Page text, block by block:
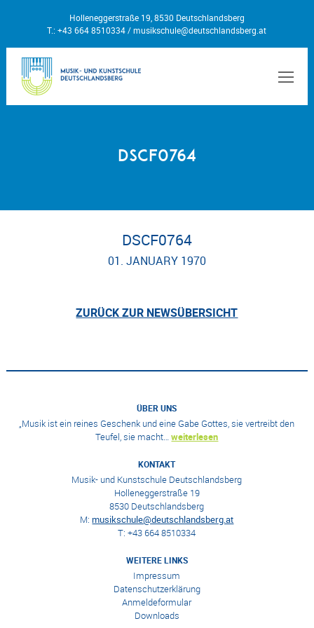
Holleneggerstraße 19, 8530 Deutschlandsberg
T.: +43 664 8510334 /musikschule@deutschlandsberg.at
DSCF0764
DSCF0764
01. JANUARY 1970
ZURÜCK ZUR NEWSÜBERSICHT
ÜBER UNS
„Musik ist ein reines Geschenk und eine Gabe Gottes, sie vertreibt den
Teufel, sie macht…weiterlesen
KONTAKT
Musik- und Kunstschule Deutschlandsberg
Holleneggerstraße 19
8530 Deutschlandsberg
M: musikschule@deutschlandsberg.at
T: +43 664 8510334
WEITERE LINKS
Impressum
Datenschutzerklärung
Anmeldeformular
Downloads